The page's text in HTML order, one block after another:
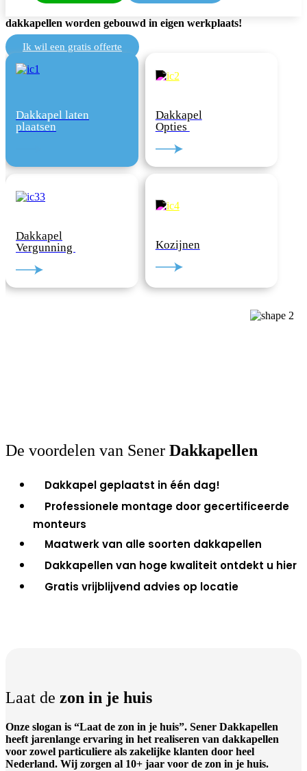
dakkapellen worden gebouwd in eigen werkplaats!
Ik wil een gratis offerte
Dakkapel laten
plaatsen
Dakkapel
Opties
Dakkapel
Vergunning
Kozijnen
De voordelen van Sener Dakkapellen
Dakkapel geplaatst in één dag!
Professionele montage door gecertificeerde
monteurs
Maatwerk van alle soorten dakkapellen
Dakkapellen van hoge kwaliteit ontdekt u hier
Gratis vrijblijvend advies op locatie
Laat de zon in je huis
Onze slogan is “Laat de zon in je huis”. Sener Dakkapellen
heeft jarenlange ervaring in het realiseren van dakkapellen
voor zowel particuliere als zakelijke klanten door heel
Nederland. Wij zorgen al 10+ jaar voor de zon in je huis.